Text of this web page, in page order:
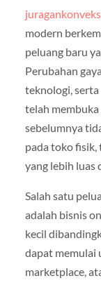
modern
peluang baru
Perubahan
teknologi,
telah membuka
sebelumnya
pada toko fisik,
yang lebih luas
Salah satu
adalah bisnis
kecil
dapat memulai
marketplace,